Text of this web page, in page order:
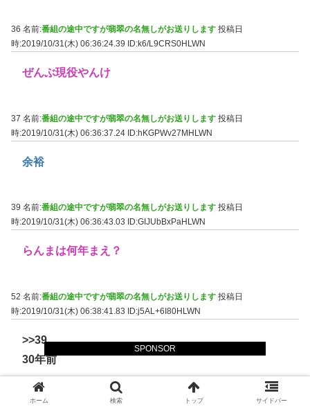
SPONSOR
36 名前:番組の途中ですが翡翠の名無しがお送りします 投稿日
時:2019/10/31(木) 06:36:24.39
ID:k6/L9CRS0HLWN
ぜんぶ現役やんけ
37 名前:番組の途中ですが翡翠の名無しがお送りします 投稿日
時:2019/10/31(木) 06:36:37.24 ID:hKGPWv27MHLWN
余裕
39 名前:番組の途中ですが翡翠の名無しがお送りします 投稿日
時:2019/10/31(木) 06:36:43.03
ID:GIJUbBxPaHLWN
らんまは何年まえ？
52 名前:番組の途中ですが翡翠の名無しがお送りします 投稿日
時:2019/10/31(木) 06:38:41.83
ID:j5AL+6I80HLWN
>>39
30年前
41 名前: 番組の途中ですが翡翠の名無しがお送りします
ホーム 検索 トップ サイドバー